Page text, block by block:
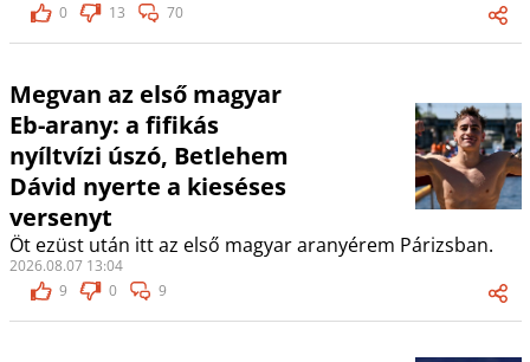
0
13 70
Megvan az első magyar
Eb-arany: a fifikás
nyíltvízi úszó, Betlehem
Dávid nyerte a kieséses
versenyt
Öt ezüst után itt az első magyar aranyérem Párizsban.
2026.08.07 13:04
9
0 9